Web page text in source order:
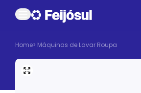
Home> Máquinas de Lavar Roupa